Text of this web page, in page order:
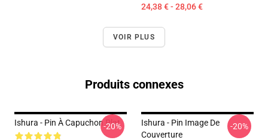
24,38 € - 28,06 €
VOIR PLUS
Produits connexes
Ishura - Pin À Capuchon Plat
-20%
Ishura - Pin Image De
Couverture
-20%